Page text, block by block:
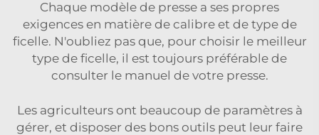
Chaque modèle de presse a ses propres
exigences en matière de calibre et de type de
ficelle. N'oubliez pas que, pour choisir le meilleur
type de ficelle, il est toujours préférable de
consulter le manuel de votre presse.
Les agriculteurs ont beaucoup de paramètres à
gérer, et disposer des bons outils peut leur faire